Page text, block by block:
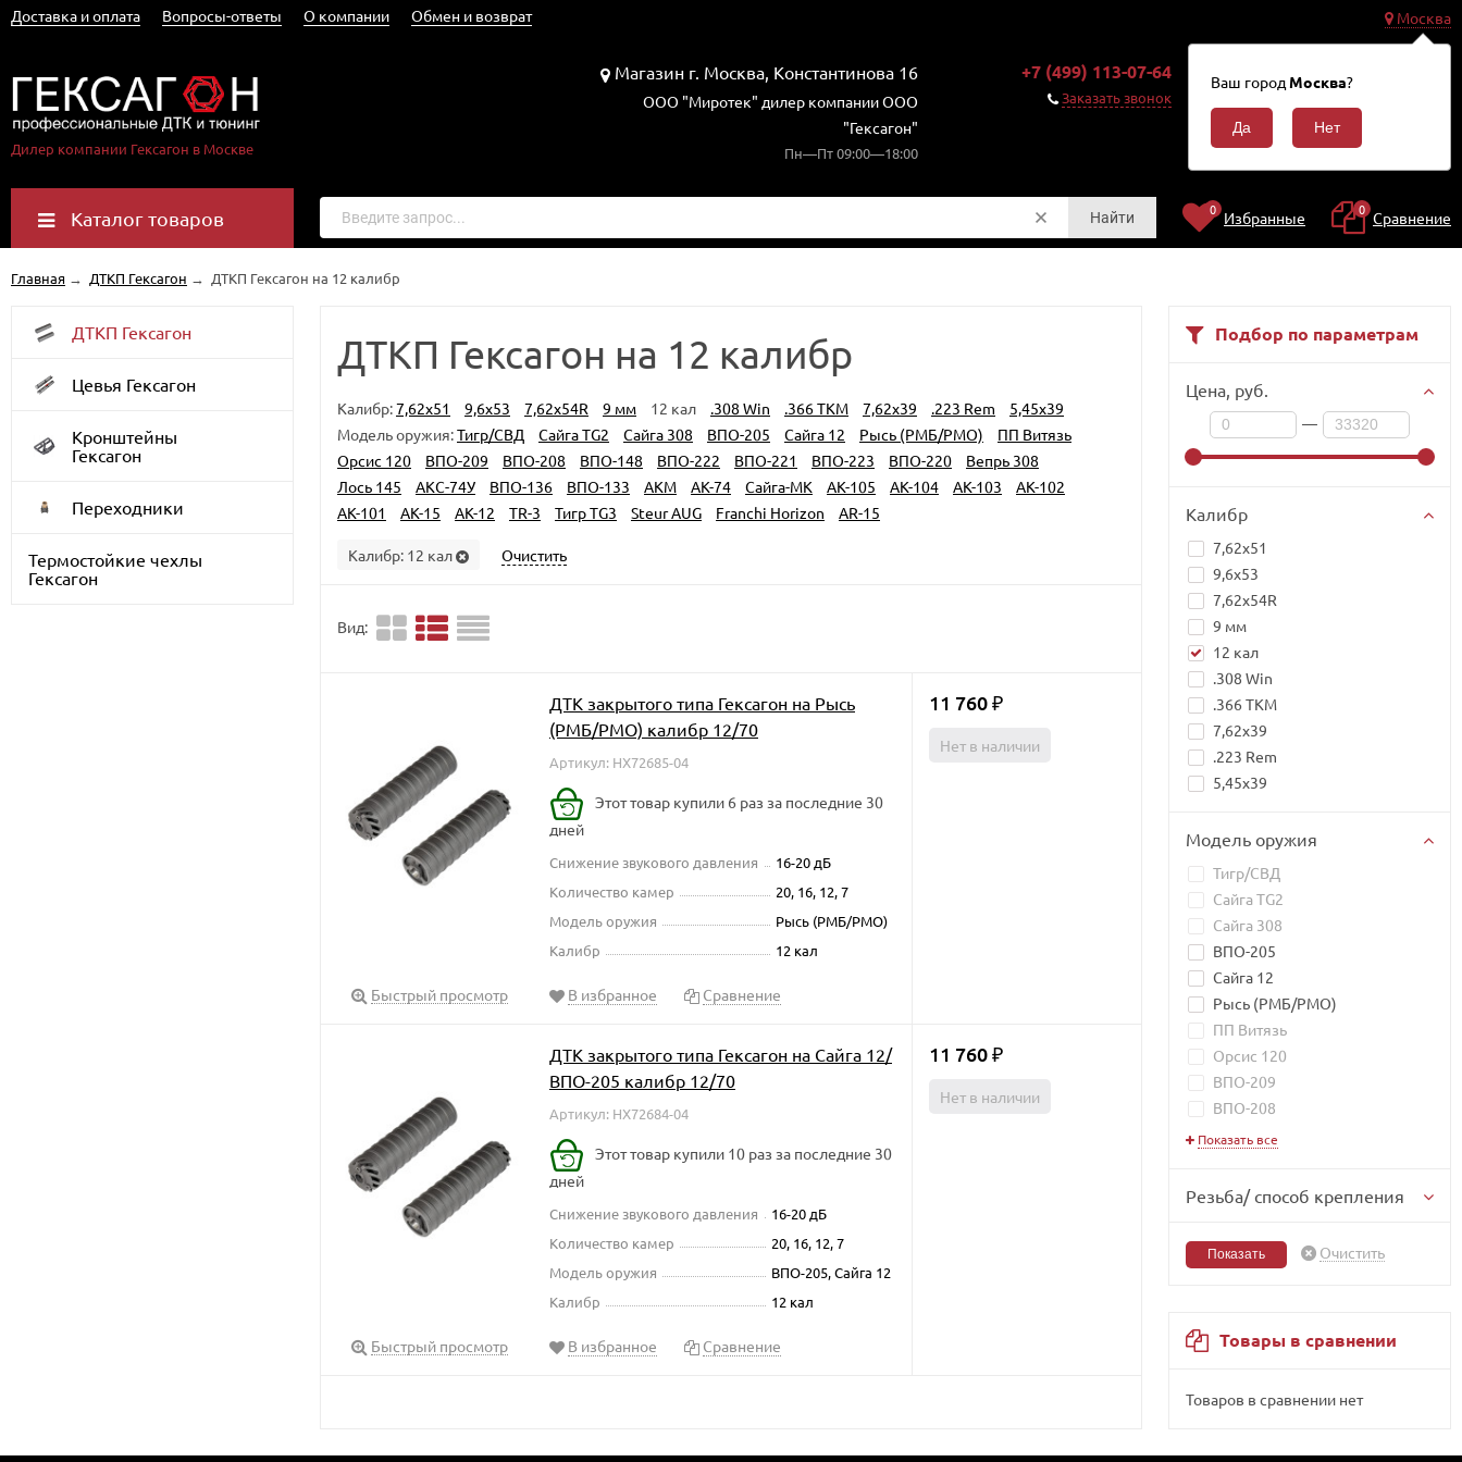
Москва
Ваш город Москва?
Доставка и оплата Вопросы-ответы О компании Обмен и возврат
Дилер компании Гексагон в Москве
Магазин г. Москва, Константинова 16
ООО "Миротек" дилер компании ООО
"Гексагон"
Пн—Пт 09:00—18:00
+7 (499) 113-07-64
Заказать звонок
Корзина
Каталог товаров Найти 0 Избранные 0 Сравнение
Главная → ДТКП Гексагон → ДТКП Гексагон на 12 калибр
Подбор по параметрам
Цена, руб.
—
Калибр
7,62x51
9,6х53
7,62x54R
9 мм
12 кал
.308 Win
.366 TKM
7,62x39
.223 Rem
5,45x39
Модель оружия
Тигр/СВД
Сайга TG2
Сайга 308
ВПО-205
Сайга 12
Рысь (РМБ/РМО)
ПП Витязь
Орсис 120
ВПО-209
ВПО-208
Показать все
Резьба/ способ крепления
Очистить
Товары в сравнении
Товаров в сравнении нет
ДТКП Гексагон
Цевья Гексагон
Кронштейны
Гексагон
Переходники
Термостойкие чехлы
Гексагон
ДТКП Гексагон на 12 калибр
Калибр:7,62x51 9,6х53 7,62x54R 9 мм 12 кал .308 Win .366 TKM 7,62x39 .223 Rem
5,45x39
Модель оружия:Тигр/СВД Сайга TG2 Сайга 308 ВПО-205 Сайга 12 Рысь (РМБ/РМО)
ПП Витязь
Орсис 120
ВПО-209 ВПО-208 ВПО-148 ВПО-222 ВПО-221 ВПО-223 ВПО-220
Вепрь 308
Лось 145
АКС-74У ВПО-136 ВПО-133 АКМ АК-74 Сайга-МК АК-105 АК-104 АК-103
АК-102
АК-101
АК-15 АК-12 TR-3 Тигр TG3 Steur AUG Franchi Horizon AR-15
Калибр: 12 кал Очистить
Вид:
ДТК закрытого типа Гексагон на Рысь
(РМБ/РМО) калибр 12/70
Артикул: HX72685-04
Этот товар купили 6 раз за последние 30
дней
Снижение звукового давления
16-20 дБ
Количество камер
20, 16, 12, 7
Модель оружия
Рысь (РМБ/РМО)
Калибр
12 кал
11 760
Нет в наличии
Быстрый просмотр В избранное Сравнение
ДТК закрытого типа Гексагон на Сайга 12/
ВПО-205 калибр 12/70
Артикул: HX72684-04
Этот товар купили 10 раз за последние 30
дней
Снижение звукового давления
16-20 дБ
Количество камер
20, 16, 12, 7
Модель оружия
ВПО-205, Сайга 12
Калибр
12 кал
11 760
Нет в наличии
Быстрый просмотр В избранное Сравнение